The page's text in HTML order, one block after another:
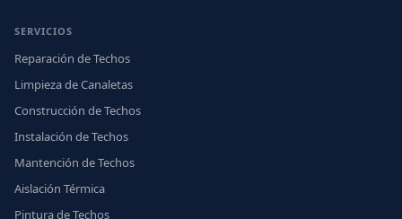
SERVICIOS
Reparación de Techos
Limpieza de Canaletas
Construcción de Techos
Instalación de Techos
Mantención de Techos
Aislación Térmica
Pintura de Techos